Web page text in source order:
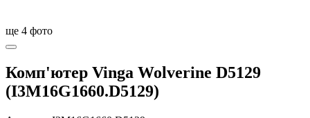
ще 4 фото
Комп'ютер Vinga Wolverine D5129
(I3M16G1660.D5129)